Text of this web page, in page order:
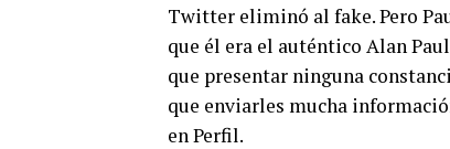
Twitter eliminó al fake. Pero
que él era el auténtico Alan
que presentar ninguna
que enviarles mucha
en Perfil.